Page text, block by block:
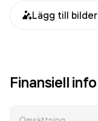
Lägg till bilder
Finansiell info